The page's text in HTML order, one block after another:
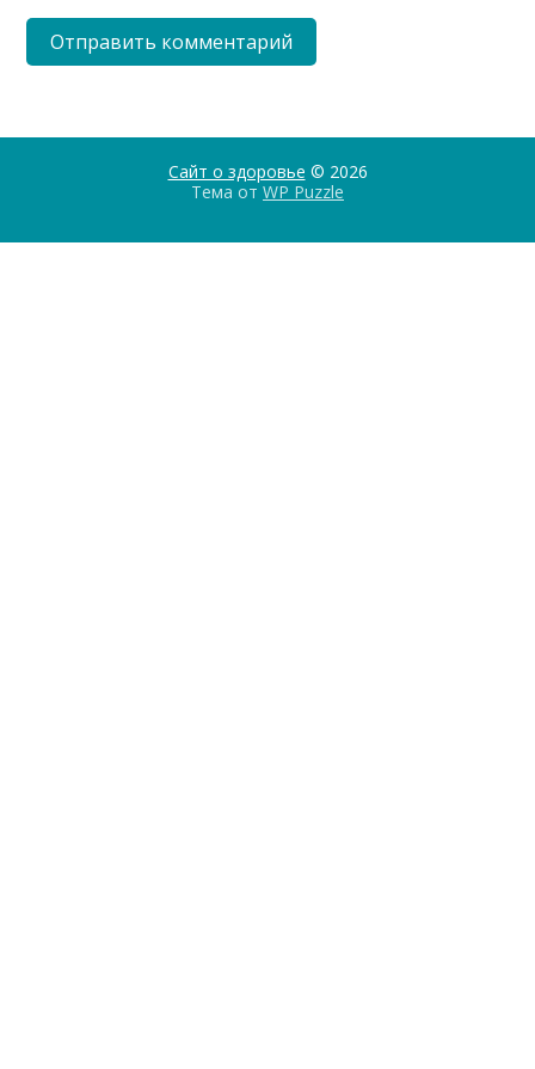
Сайт о здоровье © 2026
Тема от WP Puzzle